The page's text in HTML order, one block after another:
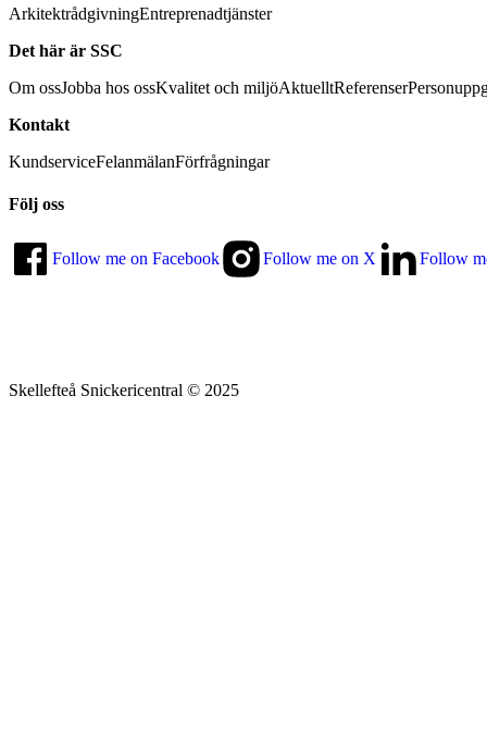
ArkitektrådgivningEntreprenadtjänster
Det här är SSC
Om ossJobba hos ossKvalitet och miljöAktuelltReferenser
Kontakt
KundserviceFelanmälanFörfrågningar
Följ oss
Follow me on Facebook Follow me on X Follow
Skellefteå Snickericentral © 2025